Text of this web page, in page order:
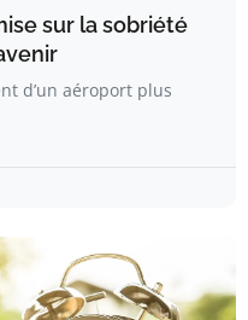
sur la sobriété
d’un aéroport plus